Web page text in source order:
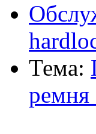
Тема:
ремня